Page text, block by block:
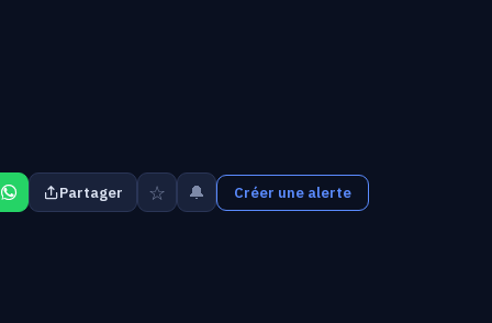
Partager ☆ 🔔 Créer une alerte